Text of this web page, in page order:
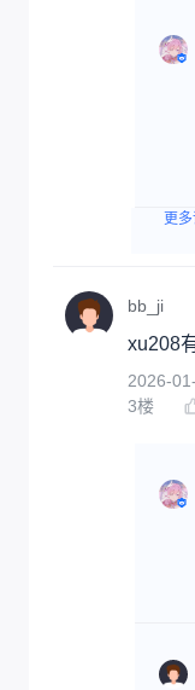
更多
bb_ji
xu208
2026-
3楼